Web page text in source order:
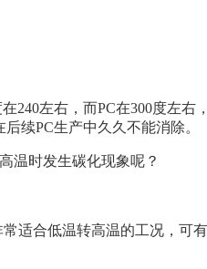
240左右，而PC在300度左右
后续PC生产中久久不能消除。
温时发生碳化现象呢？
适合低温转高温的工况，可